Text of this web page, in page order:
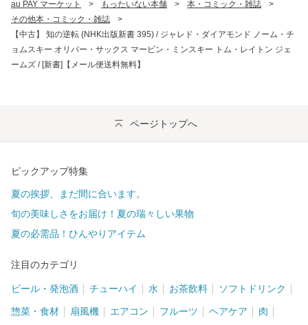
au PAY マーケット > もったいない本舗 > 本・コミック・雑誌
>
その他本・コミック・雑誌
>
【中古】 知の逆転 (NHK出版新書 395) / ジャレド・ダイアモンド ノーム・チ
ョムスキー オリバー・サックス マービン・ミンスキー トム・レイトン ジェ
ームズ / [新書]【メール便送料無料】
ページトップへ
ピックアップ特集
夏の挨拶、まだ間に合います。
旬の美味しさをお届け！夏の瑞々しい果物
夏の必需品！ひんやりアイテム
注目のカテゴリ
ビール・発泡酒 チューハイ 水 お茶飲料 ソフトドリンク
惣菜・食材 扇風機 エアコン フルーツ ヘアケア 肉